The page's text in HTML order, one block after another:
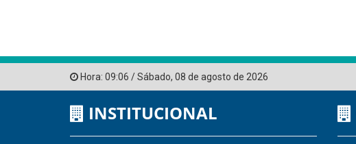
Hora: 09:06 /Sábado, 08 de agosto de 2026
INSTITUCIONAL